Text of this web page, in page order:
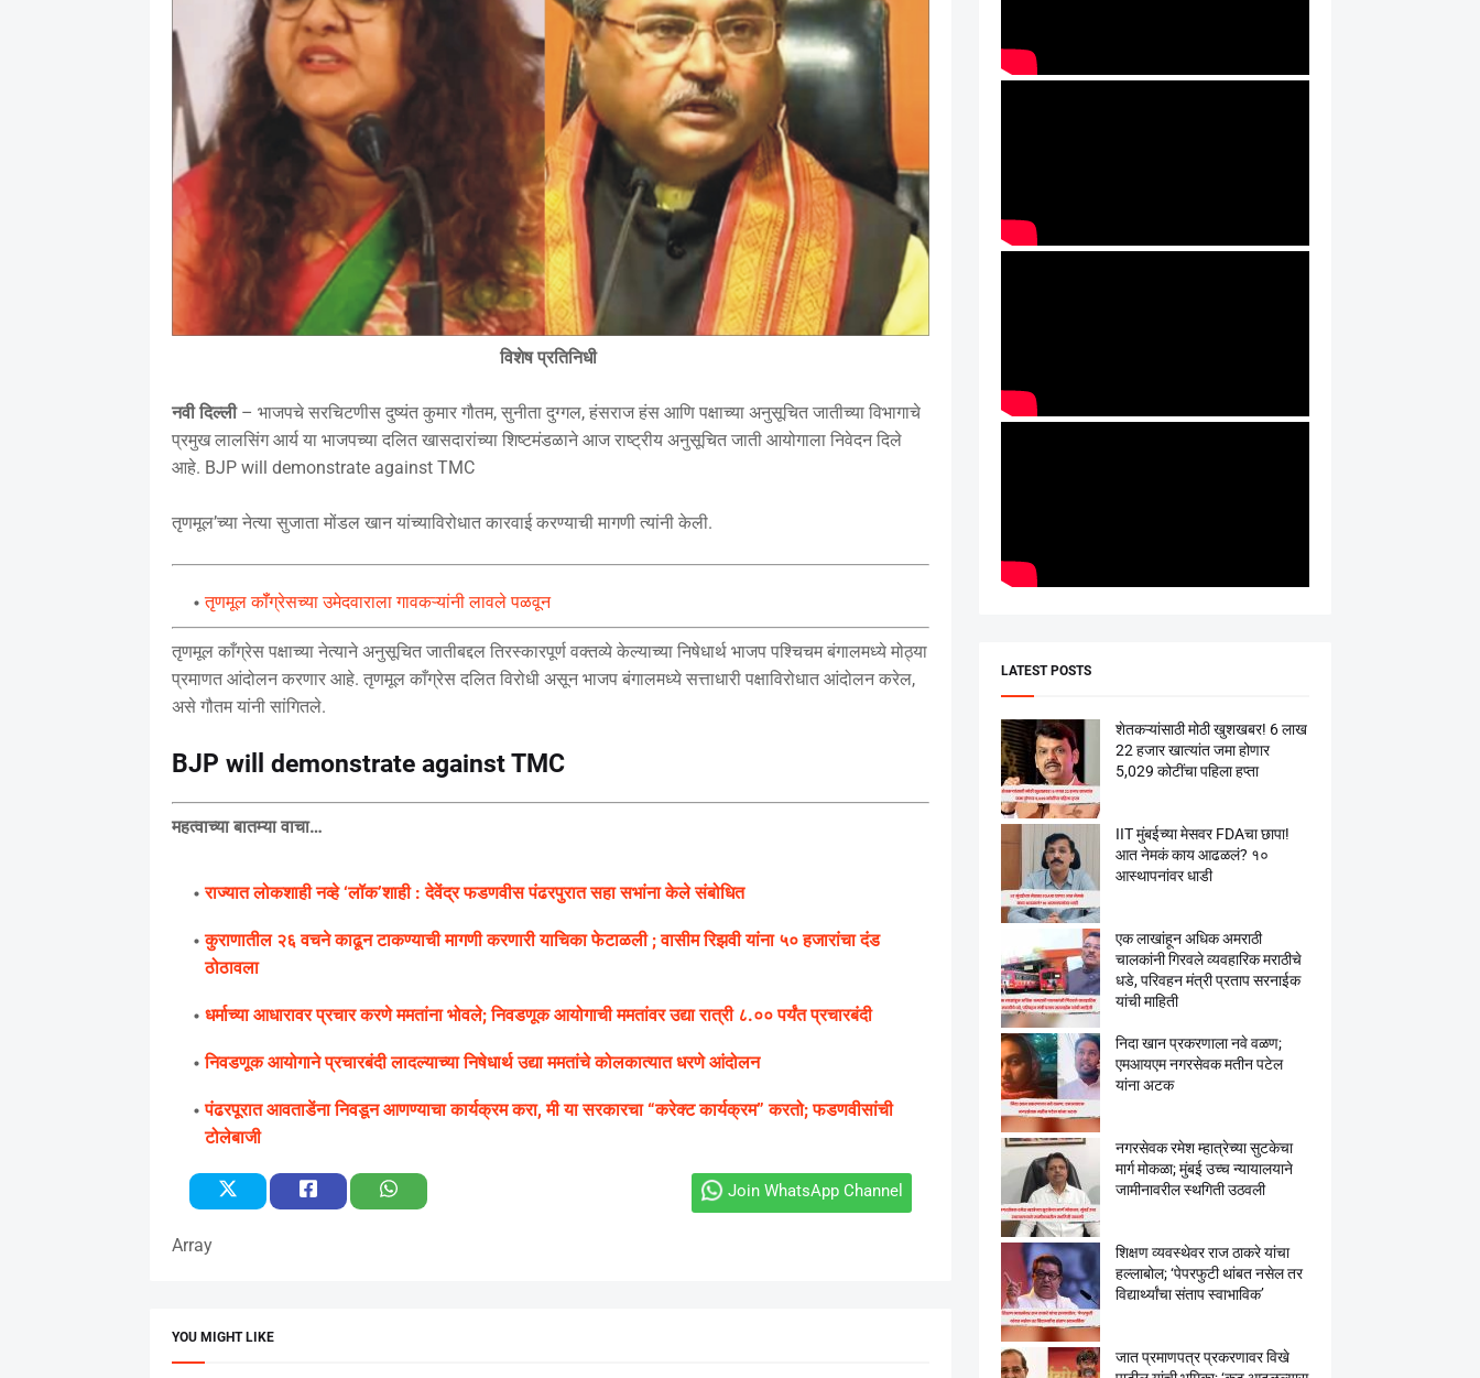
विशेष प्रतिनिधी
नवी दिल्ली– भाजपचे सरचिटणीस दुष्यंत कुमार गौतम, सुनीता दुग्गल, हंसराज हंस आणि पक्षाच्या अनुसूचित जातीच्या विभागाचे
प्रमुख लालसिंग आर्य या भाजपच्या दलित खासदारांच्या शिष्टमंडळाने आज राष्ट्रीय अनुसूचित जाती आयोगाला निवेदन दिले
आहे. BJP will demonstrate against TMC
तृणमूल’च्या नेत्या सुजाता मोंडल खान यांच्याविरोधात कारवाई करण्याची मागणी त्यांनी केली.
तृणमूल कॉँग्रेसच्या उमेदवाराला गावकऱ्यांनी लावले पळवून
तृणमूल काँग्रेस पक्षाच्या नेत्याने अनुसूचित जातीबद्दल तिरस्कारपूर्ण वक्तव्ये केल्याच्या निषेधार्थ भाजप पश्चिचम बंगालमध्ये मोठ्या
प्रमाणत आंदोलन करणार आहे. तृणमूल काँग्रेस दलित विरोधी असून भाजप बंगालमध्ये सत्ताधारी पक्षाविरोधात आंदोलन करेल,
असे गौतम यांनी सांगितले.
BJP will demonstrate against TMC
महत्वाच्या बातम्या वाचा…
राज्यात लोकशाही नव्हे ‘लॉक’शाही : देवेंद्र फडणवीस पंढरपुरात सहा सभांना केले संबोधित
कुराणातील २६ वचने काढून टाकण्याची मागणी करणारी याचिका फेटाळली ; वासीम रिझवी यांना ५० हजारांचा दंड
ठोठावला
धर्माच्या आधारावर प्रचार करणे ममतांना भोवले; निवडणूक आयोगाची ममतांवर उद्या रात्री ८.०० पर्यंत प्रचारबंदी
निवडणूक आयोगाने प्रचारबंदी लादल्याच्या निषेधार्थ उद्या ममतांचे कोलकात्यात धरणे आंदोलन
पंढरपूरात आवताडेंना निवडून आणण्याचा कार्यक्रम करा, मी या सरकारचा “करेक्ट कार्यक्रम” करतो; फडणवीसांची
टोलेबाजी
Join WhatsApp Channel
Array
YOU MIGHT LIKE
LATEST POSTS
शेतकऱ्यांसाठी मोठी खुशखबर! 6 लाख
22 हजार खात्यांत जमा होणार
5,029 कोटींचा पहिला हप्ता
IIT मुंबईच्या मेसवर FDAचा छापा!
आत नेमकं काय आढळलं? १०
आस्थापनांवर धाडी
एक लाखांहून अधिक अमराठी
चालकांनी गिरवले व्यवहारिक मराठीचे
धडे, परिवहन मंत्री प्रताप सरनाईक
यांची माहिती
निदा खान प्रकरणाला नवे वळण;
एमआयएम नगरसेवक मतीन पटेल
यांना अटक
नगरसेवक रमेश म्हात्रेच्या सुटकेचा
मार्ग मोकळा; मुंबई उच्च न्यायालयाने
जामीनावरील स्थगिती उठवली
शिक्षण व्यवस्थेवर राज ठाकरे यांचा
हल्लाबोल; ‘पेपरफुटी थांबत नसेल तर
विद्यार्थ्यांचा संताप स्वाभाविक’
जात प्रमाणपत्र प्रकरणावर विखे